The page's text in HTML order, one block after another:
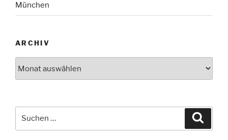
München
ARCHIV